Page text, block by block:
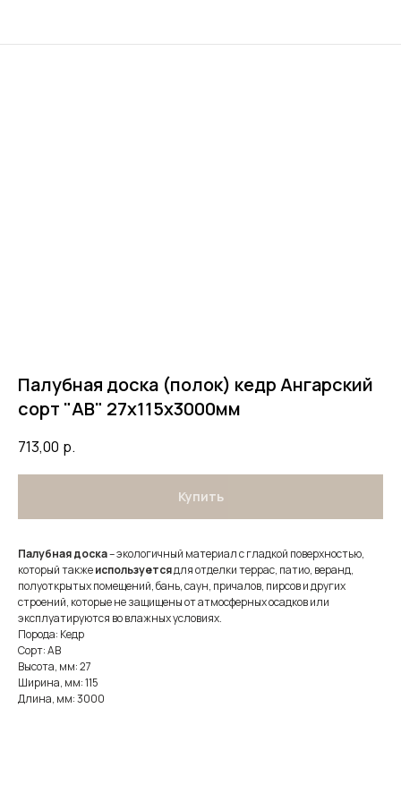
Палубная доска (полок) кедр Ангарский
сорт "АВ" 27х115х3000мм
713,00 р.
Купить
Палубнаядоска– экологичный материал с гладкой поверхностью,
который такжеиспользуетсядля отделки террас, патио, веранд,
полуоткрытых помещений, бань, саун, причалов, пирсов и других
строений, которые не защищены от атмосферных осадков или
эксплуатируются во влажных условиях.
Порода: Кедр
Сорт: АВ
Высота, мм: 27
Ширина, мм: 115
Длина, мм: 3000